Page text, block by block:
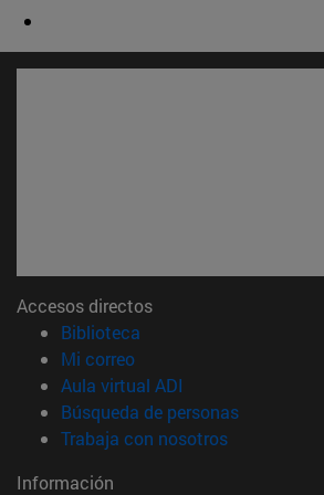
Accesos directos
Biblioteca
Mi correo(abre en nueva ventana)
Aula virtual ADI
Búsqueda de personas(abre en
Trabaja con nosotros(abre en
Información